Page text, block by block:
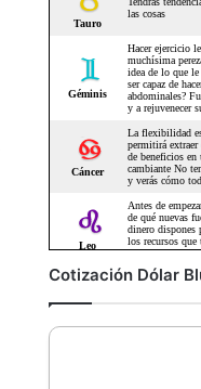
Cotización Dólar